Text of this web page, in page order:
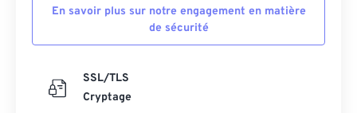
En savoir plus sur notre engagement en matière
de sécurité
SSL/TLS
Cryptage